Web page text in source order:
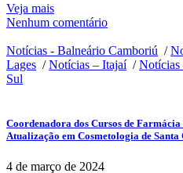
Veja mais
Nenhum comentário
Notícias - Balneário Camboriú /
Lages /Notícias – Itajaí/Notícias
Sul
Coordenadora dos Cursos de Farmácia
Atualização em Cosmetologia de
4 de março de 2024